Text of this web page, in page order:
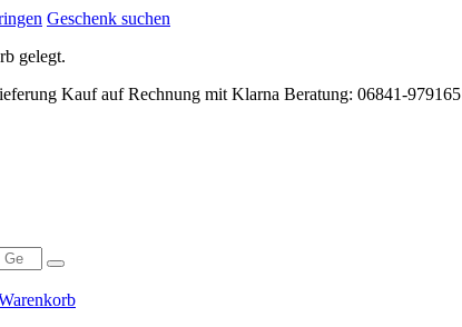
Geschenk suchen
gelegt.
Kauf auf Rechnung mit Klarna Beratung: 06841-979165